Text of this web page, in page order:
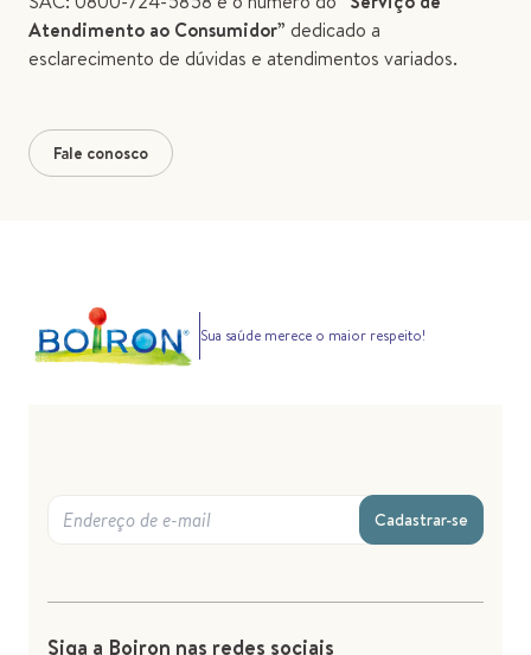
Atendimento ao Consumidor” dedicado a
esclarecimento de dúvidas e atendimentos variados.
Fale conosco
Sua saúde merece o maior respeito!
Cadastrar-se
Siga a Boiron nas redes sociais